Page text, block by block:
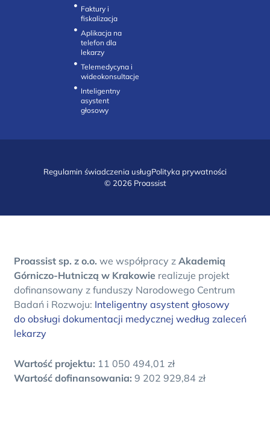
Faktury i
fiskalizacja
Aplikacja na
telefon dla
lekarzy
Telemedycyna i
wideokonsultacje‎
Inteligentny
asystent
głosowy
Regulamin świadczenia usługPolityka prywatności
© 2026 Proassist
Proassist sp. z o.o. we współpracy z Akademią
Górniczo-Hutniczą w Krakowie realizuje projekt
dofinansowany z funduszy Narodowego Centrum
Badań i Rozwoju: Inteligentny asystent głosowy
do obsługi dokumentacji medycznej według zaleceń
lekarzy
Wartość projektu: 11 050 494,01 zł
Wartość dofinansowania: 9 202 929,84 zł